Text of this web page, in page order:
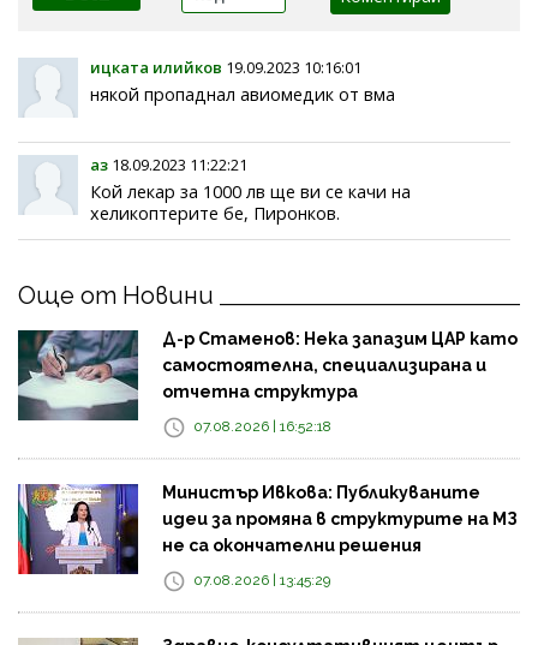
ицката илийков 19.09.2023 10:16:01
някой пропаднал авиомедик от вма
аз 18.09.2023 11:22:21
Кой лекар за 1000 лв ще ви се качи на
хеликоптерите бе, Пиронков.
Още от Новини
Д-р Стаменов: Нека запазим ЦАР като
самостоятелна, специализирана и
отчетна структура
07.08.2026 | 16:52:18
Министър Ивкова: Публикуваните
идеи за промяна в структурите на МЗ
не са окончателни решения
07.08.2026 | 13:45:29